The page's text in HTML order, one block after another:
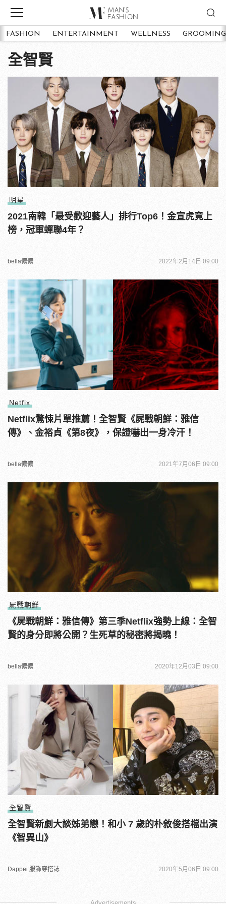
FASHION ENTERTAINMENT WELLNESS GROOMING
全智賢
明星
2021南韓「最受歡迎藝人」排行Top6！金宣虎竟上
榜，冠軍蟬聯4年？
bella儂儂 2022年2月14日 09:00
Netfix
Netflix驚悚片單推薦！全智賢《屍戰朝鮮：雅信
傳》、金裕貞《第8夜》，保證嚇出一身冷汗！
bella儂儂 2021年7月06日 09:00
屍戰朝鮮
《屍戰朝鮮：雅信傳》第三季Netflix強勢上線：全智
賢的身分即將公開？生死草的秘密將揭曉！
bella儂儂 2020年12月03日 09:00
全智賢
全智賢新劇大談姊弟戀！和小 7 歲的朴敘俊搭檔出演
《智異山》
Dappei 服飾穿搭誌 2020年5月06日 09:00